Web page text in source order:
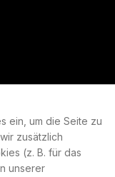
ein, um die Seite zu
zusätzlich
(z. B. für das
unserer